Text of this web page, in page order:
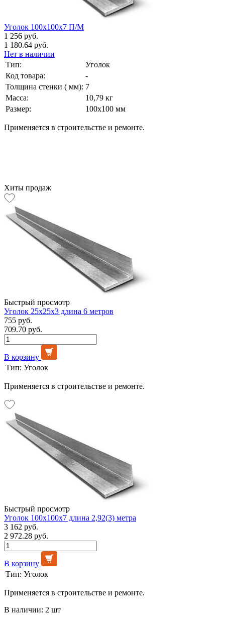
Уголок 100х100х7 П/М
1 256 руб.
1 180.64 руб.
Нет в наличии
Тип:
Уголок
Код товара:
-
Толщина стенки ( мм): 7
Масса:
10,79 кг
Размер:
100х100 мм
Применяется в строительстве и ремонте.
Хиты продаж
Быстрый просмотр
Уголок 25х25х3 длина 6 метров
755 руб.
709.70 руб.
В корзину
Тип: Уголок
Применяется в строительстве и ремонте.
Быстрый просмотр
Уголок 100х100х7 длина 2,92(3) метра
3 162 руб.
2 972.28 руб.
В корзину
Тип: Уголок
Применяется в строительстве и ремонте.
В наличии: 2 шт